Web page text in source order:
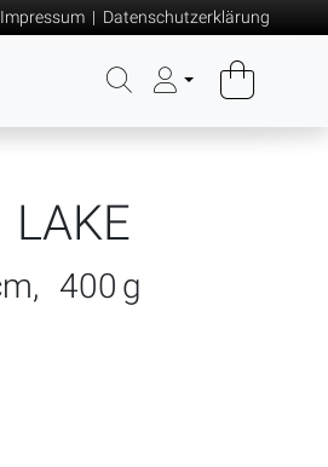
Impressum | Datenschutzerklärung
400 g